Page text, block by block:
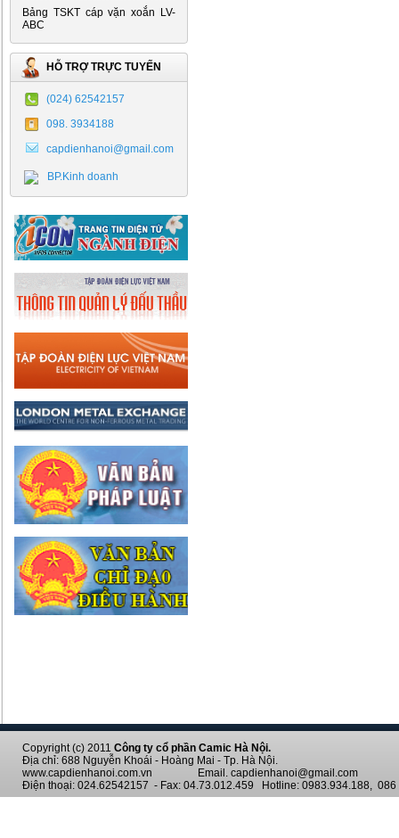
Bảng TSKT cáp vặn xoắn LV-
ABC
HỖ TRỢ TRỰC TUYẾN
(024) 62542157
098. 3934188
capdienhanoi@gmail.com
BP.Kinh doanh
Copyright (c) 2011 Công ty cổ phần Camic Hà Nội.
Địa chỉ: 688 Nguyễn Khoái - Hoàng Mai - Tp. Hà Nội.
www.capdienhanoi.com.vn Email. capdienhanoi@gmail.com
Điện thoại: 024.62542157 - Fax: 04.73.012.459 Hotline: 0983.934.188, 086